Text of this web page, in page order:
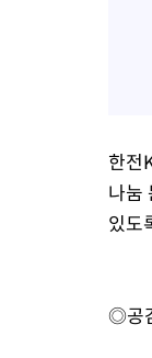
한전
나눔
있도
◎공